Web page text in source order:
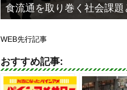
食流通を取り巻く社会課題
WEB先行記事
おすすめ記事: